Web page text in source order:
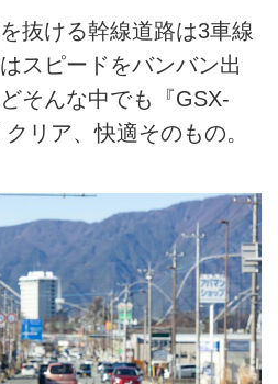
抜ける幹線道路は3車線
スピードをバンバン出
そんな中でも『GSX-
リア、快適そのもの。